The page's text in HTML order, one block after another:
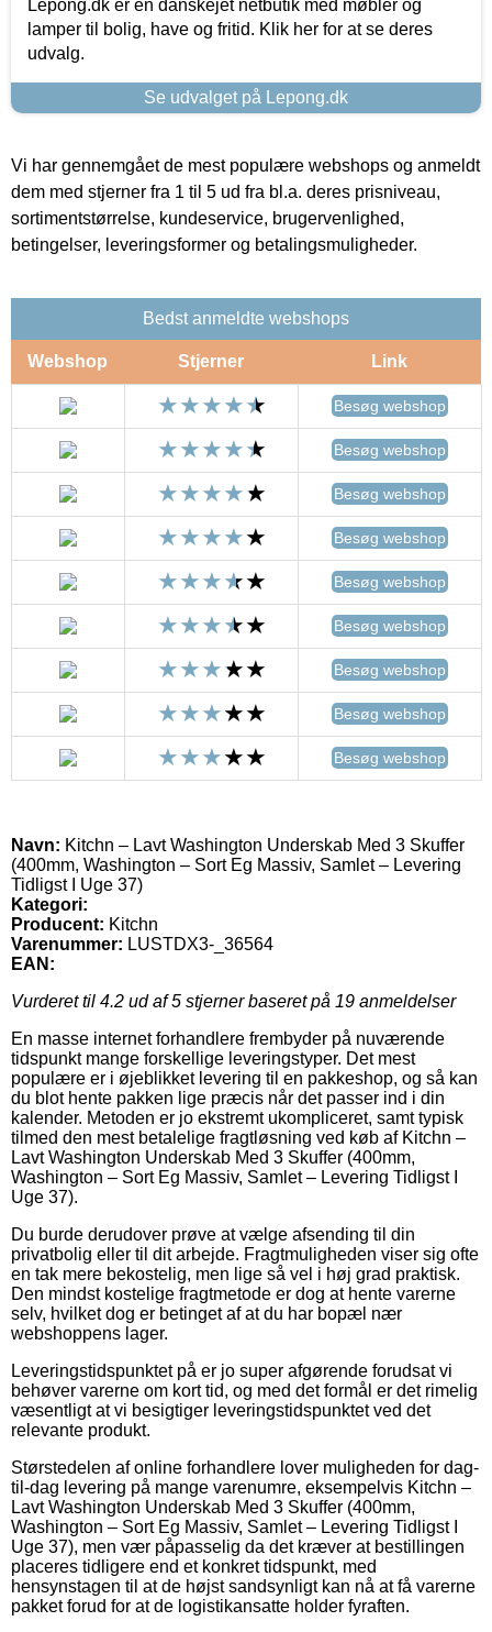
Lepong.dk er en danskejet netbutik med møbler og
lamper til bolig, have og fritid. Klik her for at se deres
udvalg.
Se udvalget på Lepong.dk
Vi har gennemgået de mest populære webshops og anmeldt
dem med stjerner fra 1 til 5 ud fra bl.a. deres prisniveau,
sortimentstørrelse, kundeservice, brugervenlighed,
betingelser, leveringsformer og betalingsmuligheder.
Bedst anmeldte webshops
Webshop Stjerner Link
Besøg webshop
Besøg webshop
Besøg webshop
Besøg webshop
Besøg webshop
Besøg webshop
Besøg webshop
Besøg webshop
Besøg webshop
Navn: Kitchn – Lavt Washington Underskab Med 3 Skuffer
(400mm, Washington – Sort Eg Massiv, Samlet – Levering
Tidligst I Uge 37)
Kategori:
Producent: Kitchn
Varenummer: LUSTDX3-_36564
EAN:
Vurderet til 4.2 ud af 5 stjerner baseret på 19 anmeldelser
En masse internet forhandlere frembyder på nuværende
tidspunkt mange forskellige leveringstyper. Det mest
populære er i øjeblikket levering til en pakkeshop, og så kan
du blot hente pakken lige præcis når det passer ind i din
kalender. Metoden er jo ekstremt ukompliceret, samt typisk
tilmed den mest betalelige fragtløsning ved køb af Kitchn –
Lavt Washington Underskab Med 3 Skuffer (400mm,
Washington – Sort Eg Massiv, Samlet – Levering Tidligst I
Uge 37).
Du burde derudover prøve at vælge afsending til din
privatbolig eller til dit arbejde. Fragtmuligheden viser sig ofte
en tak mere bekostelig, men lige så vel i høj grad praktisk.
Den mindst kostelige fragtmetode er dog at hente varerne
selv, hvilket dog er betinget af at du har bopæl nær
webshoppens lager.
Leveringstidspunktet på er jo super afgørende forudsat vi
behøver varerne om kort tid, og med det formål er det rimelig
væsentligt at vi besigtiger leveringstidspunktet ved det
relevante produkt.
Størstedelen af online forhandlere lover muligheden for dag-
til-dag levering på mange varenumre, eksempelvis Kitchn –
Lavt Washington Underskab Med 3 Skuffer (400mm,
Washington – Sort Eg Massiv, Samlet – Levering Tidligst I
Uge 37), men vær påpasselig da det kræver at bestillingen
placeres tidligere end et konkret tidspunkt, med
hensynstagen til at de højst sandsynligt kan nå at få varerne
pakket forud for at de logistikansatte holder fyraften.